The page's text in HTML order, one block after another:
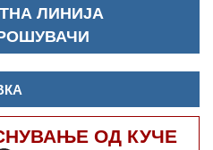
ЛИНИЈА
ОД КУЧЕ